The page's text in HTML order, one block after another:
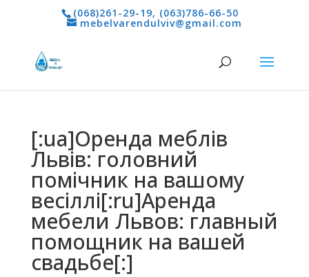
(068)261-29-19, (063)786-66-50
mebelvarendulviv@gmail.com
[:ua]Оренда меблів
Львів: головний
помічник на вашому
весіллі[:ru]Аренда
мебели Львов: главный
помощник на вашей
свадьбе[:]